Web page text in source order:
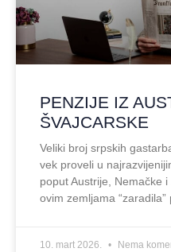
PENZIJE IZ
ŠVAJCARSKE
Veliki broj srpskih
vek proveli u
poput Austrije, Nemačke
ovim zemljama
10. mart 2026. Nema